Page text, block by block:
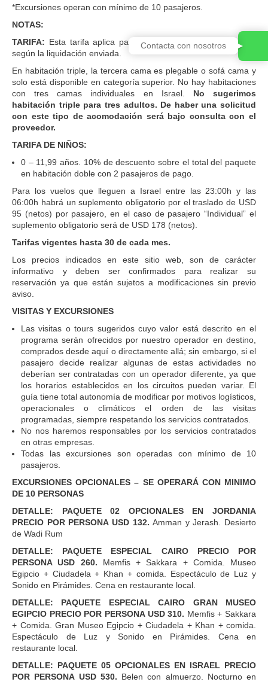
*Excursiones operan con mínimo de 10 pasajeros.
NOTAS:
TARIFA: Esta tarifa aplica para pago en dólares americanos,
según la liquidación enviada.
En habitación triple, la tercera cama es plegable o sofá cama y
solo está disponible en categoría superior. No hay habitaciones
con tres camas individuales en Israel. No sugerimos
habitación triple para tres adultos. De haber una solicitud
con este tipo de acomodación será bajo consulta con el
proveedor.
TARIFA DE NIÑOS:
0 – 11,99 años. 10% de descuento sobre el total del paquete
en habitación doble con 2 pasajeros de pago.
Para los vuelos que lleguen a Israel entre las 23:00h y las
06:00h habrá un suplemento obligatorio por el traslado de USD
95 (netos) por pasajero, en el caso de pasajero “Individual” el
suplemento obligatorio será de USD 178 (netos).
Tarifas vigentes hasta 30 de cada mes.
Los precios indicados en este sitio web, son de carácter
informativo y deben ser confirmados para realizar su
reservación ya que están sujetos a modificaciones sin previo
aviso.
VISITAS Y EXCURSIONES
Las visitas o tours sugeridos cuyo valor está descrito en el
programa serán ofrecidos por nuestro operador en destino,
comprados desde aquí o directamente allá; sin embargo, si el
pasajero decide realizar algunas de estas actividades no
deberían ser contratadas con un operador diferente, ya que
los horarios establecidos en los circuitos pueden variar. El
guía tiene total autonomía de modificar por motivos logísticos,
operacionales o climáticos el orden de las visitas
programadas, siempre respetando los servicios contratados.
No nos haremos responsables por los servicios contratados
en otras empresas.
Todas las excursiones son operadas con mínimo de 10
pasajeros.
EXCURSIONES OPCIONALES – SE OPERARÁ CON MINIMO
DE 10 PERSONAS
DETALLE: PAQUETE 02 OPCIONALES EN JORDANIA
PRECIO POR PERSONA USD 132.Amman y Jerash. Desierto
de Wadi Rum
DETALLE: PAQUETE ESPECIAL CAIRO PRECIO POR
PERSONA USD 260. Memfis + Sakkara + Comida. Museo
Egipcio + Ciudadela + Khan + comida. Espectáculo de Luz y
Sonido en Pirámides. Cena en restaurante local.
DETALLE: PAQUETE ESPECIAL CAIRO GRAN MUSEO
EGIPCIO PRECIO POR PERSONA USD 310. Memfis + Sakkara
+ Comida. Gran Museo Egipcio + Ciudadela + Khan + comida.
Espectáculo de Luz y Sonido en Pirámides. Cena en
restaurante local.
DETALLE: PAQUETE 05 OPCIONALES EN ISRAEL PRECIO
POR PERSONA USD 530. Belen con almuerzo. Nocturno en
Contacta con nosotros